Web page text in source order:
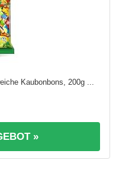
Kaubonbons, 200g ...
»